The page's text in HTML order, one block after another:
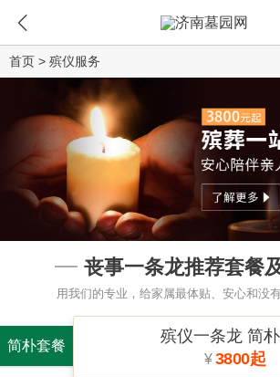
首页 > 殡仪服务
丧事一条龙推荐套餐
用我们的专业，给家属最体贴、安心和没
简朴套餐
殡仪一条龙 简
¥3800起